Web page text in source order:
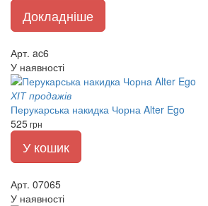
Докладніше
Арт. ac6
У наявності
ХІТ продажів
Перукарська накидка Чорна Alter Ego
525грн
У кошик
Арт. 07065
У наявності